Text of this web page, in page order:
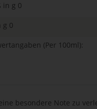
in g 0
g 0
(Per 100ml):
besondere Note zu